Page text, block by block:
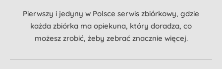
Pierwszy i jedyny w Polsce serwis zbiórkowy, gdzie
każda zbiórka ma opiekuna, który doradza, co
możesz zrobić, żeby zebrać znacznie więcej.